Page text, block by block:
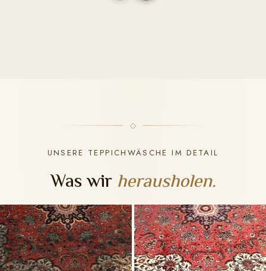
UNSERE TEPPICHWÄSCHE IM DETAIL
Was wir herausholen.